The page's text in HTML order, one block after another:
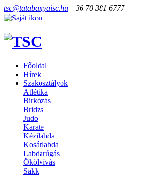
tsc@tatabanyaisc.hu +36 70 381 6777
Főoldal
Hírek
Szakosztályok
Atlétika
Birkózás
Bridzs
Judo
Karate
Kézilabda
Kosárlabda
Labdarúgás
Ökölvívás
Sakk